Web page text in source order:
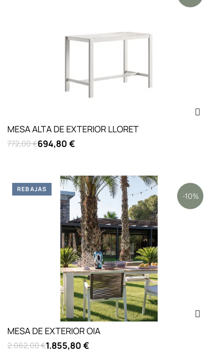
MESA ALTA DE EXTERIOR LLORET
772,00 €694,80 €
MESA DE EXTERIOR OIA
2.062,00 €1.855,80 €
-10%
REBAJAS